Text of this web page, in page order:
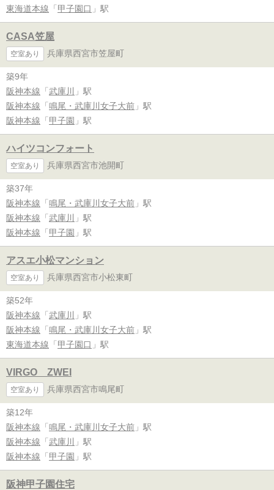
東海道本線 「 甲子園口 」駅
CASA笠屋
空室あり 兵庫県西宮市笠屋町
築9年
阪神本線 「 武庫川
」駅
阪神本線 「 鳴尾・武庫川女子大前 」駅
阪神本線 「 甲子園 」駅
ハイツコンフォート
空室あり 兵庫県西宮市池開町
築37年
阪神本線 「 鳴尾・武庫川女子大前 」駅
阪神本線 「 武庫川
」駅
阪神本線 「 甲子園 」駅
アスエ小松マンション
空室あり 兵庫県西宮市小松東町
築52年
阪神本線 「 武庫川
」駅
阪神本線 「 鳴尾・武庫川女子大前 」駅
東海道本線 「 甲子園口 」駅
VIRGO ZWEI
空室あり 兵庫県西宮市鳴尾町
築12年
阪神本線 「 鳴尾・武庫川女子大前 」駅
阪神本線 「 武庫川
」駅
阪神本線 「 甲子園 」駅
阪神甲子園住宅